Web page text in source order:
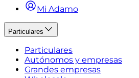
Mi Adamo
Particulares
Particulares
Autónomos y empresas
Grandes empresas